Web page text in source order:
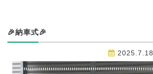
🎉納車式🎉
2025.7.18